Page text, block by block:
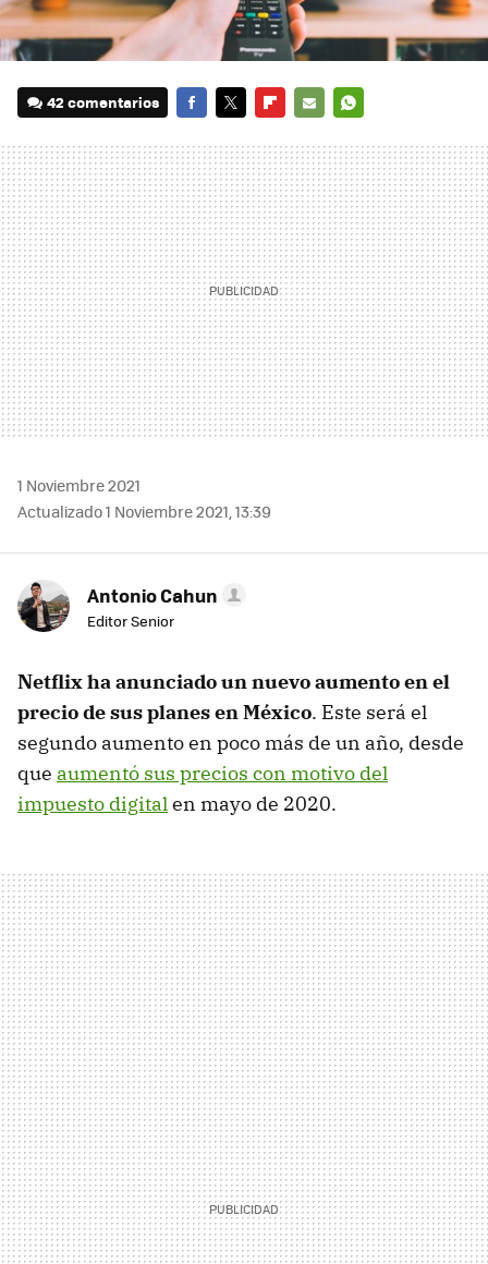
42 comentarios
MAIL
1 Noviembre 2021
Actualizado 1 Noviembre 2021, 13:39
Antonio Cahun
Editor Senior
Netflix ha anunciado un nuevo aumento en el
precio de sus planes en México. Este será el
segundo aumento en poco más de un año, desde
que aumentó sus precios con motivo del
impuesto digitalen mayo de 2020.